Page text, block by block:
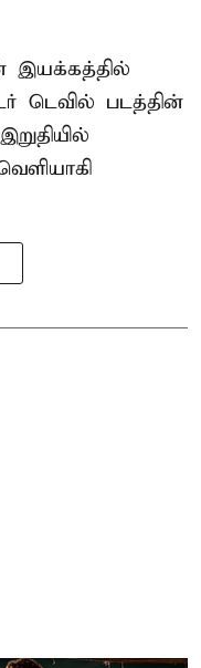
இயக்கத்தில்
டெவில் படத்தின்